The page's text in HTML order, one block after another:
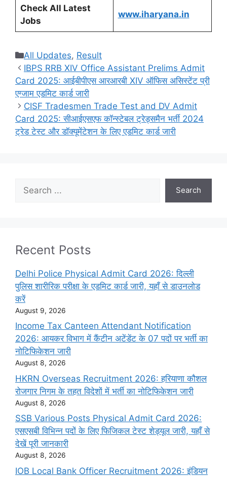
Check All Latest
Jobs
www.iharyana.in
Categories
All Updates, Result
IBPS RRB XIV Office Assistant Prelims Admit
Card 2025: आईबीपीएस आरआरबी XIV ऑफिस असिस्टेंट प्री
एग्जाम एडमिट कार्ड जारी
CISF Tradesmen Trade Test and DV Admit
Card 2025: सीआईएसएफ कॉन्स्टेबल ट्रेड्समैन भर्ती 2024
ट्रेड टेस्ट और डॉक्यूमेंटेशन के लिए एडमिट कार्ड जारी
Search
Recent Posts
Delhi Police Physical Admit Card 2026: दिल्ली
पुलिस शारीरिक परीक्षा के एडमिट कार्ड जारी, यहाँ से डाउनलोड
करें
August 9, 2026
Income Tax Canteen Attendant Notification
2026: आयकर विभाग में कैंटीन अटेंडेंट के 07 पदों पर भर्ती का
नोटिफिकेशन जारी
August 8, 2026
HKRN Overseas Recruitment 2026: हरियाणा कौशल
रोजगार निगम के तहत विदेशों में भर्ती का नोटिफिकेशन जारी
August 8, 2026
SSB Various Posts Physical Admit Card 2026:
एसएसबी विभिन्न पदों के लिए फिजिकल टेस्ट शेड्यूल जारी, यहाँ से
देखें पूरी जानकारी
August 8, 2026
IOB Local Bank Officer Recruitment 2026: इंडियन